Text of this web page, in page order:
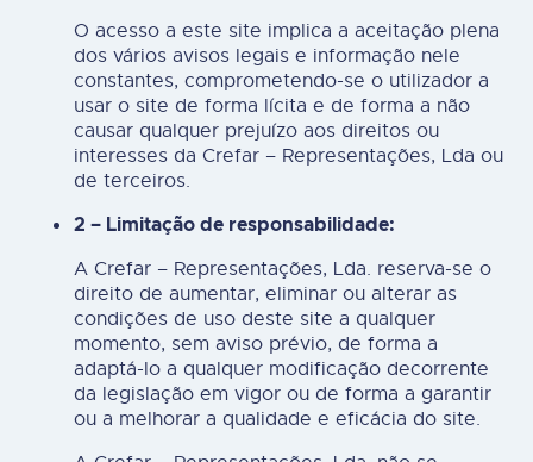
O acesso a este site implica a aceitação plena
dos vários avisos legais e informação nele
constantes, comprometendo-se o utilizador a
usar o site de forma lícita e de forma a não
causar qualquer prejuízo aos direitos ou
interesses da Crefar – Representações, Lda ou
de terceiros.
2 – Limitação de responsabilidade:
A Crefar – Representações, Lda. reserva-se o
direito de aumentar, eliminar ou alterar as
condições de uso deste site a qualquer
momento, sem aviso prévio, de forma a
adaptá-lo a qualquer modificação decorrente
da legislação em vigor ou de forma a garantir
ou a melhorar a qualidade e eficácia do site.